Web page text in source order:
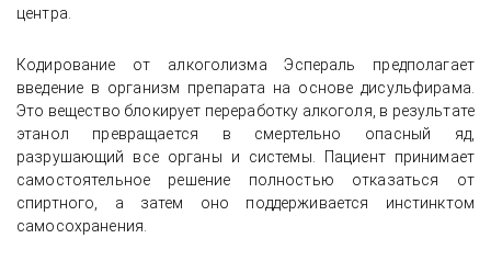
центра.
Кодирование от алкоголизма Эспераль предполагает
введение в организм препарата на основе дисульфирама.
Это вещество блокирует переработку алкоголя, в результате
этанол превращается в смертельно опасный яд,
разрушающий все органы и системы. Пациент принимает
самостоятельное решение полностью отказаться от
спиртного, а затем оно поддерживается инстинктом
самосохранения.